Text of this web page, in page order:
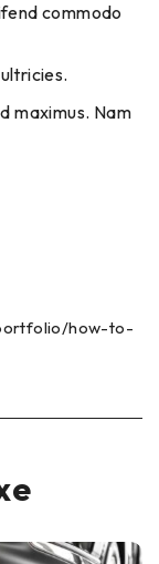
commodo
maximus. Nam
how-to-